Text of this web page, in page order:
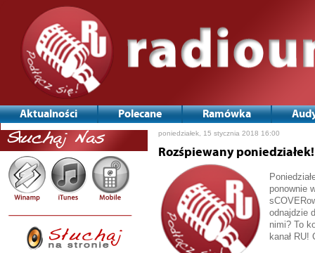
Aktualności Polecane Ramówka
Słuchaj Nas poniedziałek, 15 stycznia 2018 16:00
Rozśpiewany poniedziałek!
ponownie
odnajdzie
nimi? To
kanał